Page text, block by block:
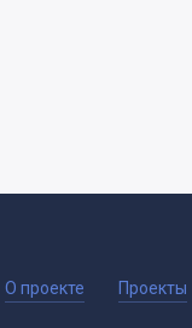
О проекте Проекты